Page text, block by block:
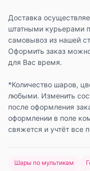
Доставка
штатными курьерами
самовывоз из нашей
Оформить заказ
для Вас время.
*Количество шаров,
любыми. Изменить
после оформления
оформлении в поле
свяжется и учтёт все
Шары по мультикам